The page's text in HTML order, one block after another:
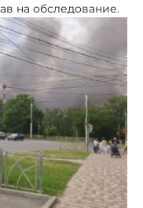
на обследование.